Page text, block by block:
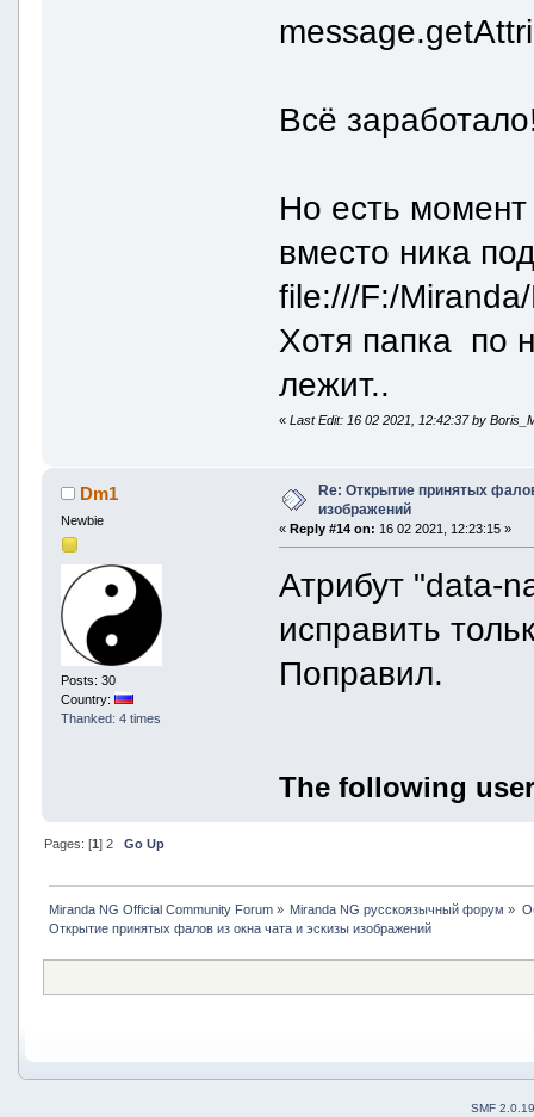
Всё
Но есть момент
вместо ника
file:///F:/
Хотя папка по
лежит..
«Last Edit: 16 02 2021, 12:42:37 by
Dm1
Newbie
Posts: 30
Country:
Thanked: 4 times
Re: Открытие принятых
изображений
«Reply #14 on: 16 02 2021, 12:23:15 »
Атрибут "data-
исправить
Поправил.
The following
Pages: [1] 2 Go Up
Miranda NG Official Community Forum» Miranda NG русскоязычный форум »
Открытие принятых фалов из окна чата и эскизы изображений
SMF 2.0.19